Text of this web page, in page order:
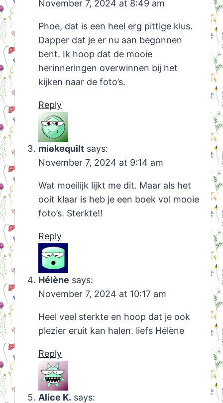
November 7, 2024 at 8:49 am
Phoe, dat is een heel erg pittige klus.
Dapper dat je er nu aan begonnen
bent. Ik hoop dat de mooie
herinneringen overwinnen bij het
kijken naar de foto’s.
Reply
miekequilt says:
November 7, 2024 at 9:14 am
Wat moeilijk lijkt me dit. Maar als het
ooit klaar is heb je een boek vol mooie
foto’s. Sterkte!!
Reply
Hélène says:
November 7, 2024 at 10:17 am
Heel veel sterkte en hoop dat je ook
plezier eruit kan halen. liefs Hélène
Reply
Alice K. says: